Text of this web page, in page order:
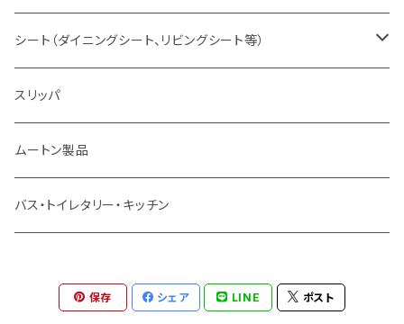
シート（ダイニングシート、リビングシート等）
ダイニングシート 43×45
スリッパ
ムートン製品
バス・トイレタリー・キッチン
保存 シェア LINE ポスト